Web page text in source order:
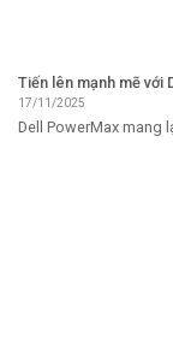
Tiến lên mạnh mẽ với
17/11/2025
Dell PowerMax mang